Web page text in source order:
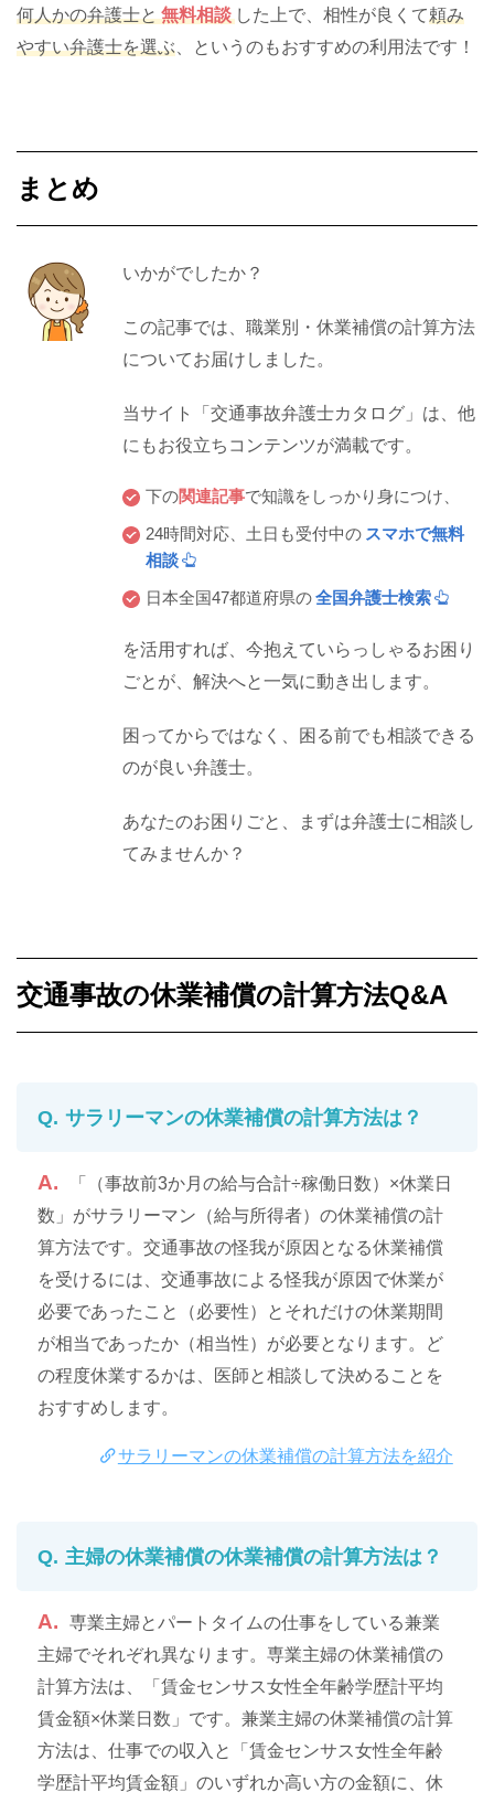
何人かの弁護士と無料相談 した上で、相性が良くて頼み
やすい弁護士を選ぶ 、というのもおすすめの利用法です！
まとめ
いかがでしたか？
この記事では、職業別・休業補償の計算方法
についてお届けしました。
当サイト「交通事故弁護士カタログ」は、他
にもお役立ちコンテンツが満載です。
下の関連記事で知識をしっかり身につけ、
24時間対応、土日も受付中の スマホで無料
相談
日本全国47都道府県の全国弁護士検索
を活用すれば、今抱えていらっしゃるお困り
ごとが、解決へと一気に動き出します。
困ってからではなく、困る前でも相談できる
のが良い弁護士。
あなたのお困りごと、まずは弁護士に相談し
てみませんか？
交通事故の休業補償の計算方法Q&A
サラリーマンの休業補償の計算方法は？
「（事故前3か月の給与合計÷稼働日数）×休業日
数」がサラリーマン（給与所得者）の休業補償の計
算方法です。交通事故の怪我が原因となる休業補償
を受けるには、交通事故による怪我が原因で休業が
必要であったこと（必要性）とそれだけの休業期間
が相当であったか（相当性）が必要となります。ど
の程度休業するかは、医師と相談して決めることを
おすすめします。
サラリーマンの休業補償の計算方法を紹介
主婦の休業補償の休業補償の計算方法は？
専業主婦とパートタイムの仕事をしている兼業
主婦でそれぞれ異なります。専業主婦の休業補償の
計算方法は、「賃金センサス女性全年齢学歴計平均
賃金額×休業日数」です。兼業主婦の休業補償の計算
方法は、仕事での収入と「賃金センサス女性全年齢
学歴計平均賃金額」のいずれか高い方の金額に、休